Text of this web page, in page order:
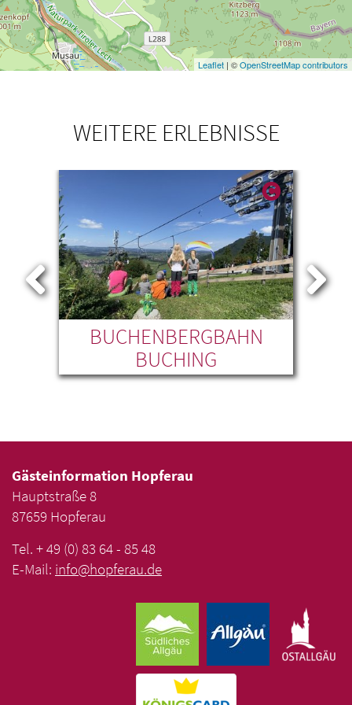
Leaflet | ©OpenStreetMap contributors
WEITERE ERLEBNISSE
BUCHENBERGBAHN
BUCHING
Gästeinformation Hopferau
Hauptstraße 8
87659 Hopferau
Tel. + 49 (0) 83 64 - 85 48
E-Mail: info@hopferau.de